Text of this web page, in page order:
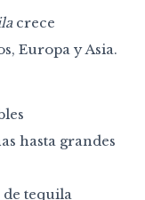
crece
Europa y Asia.
hasta grandes
tequila